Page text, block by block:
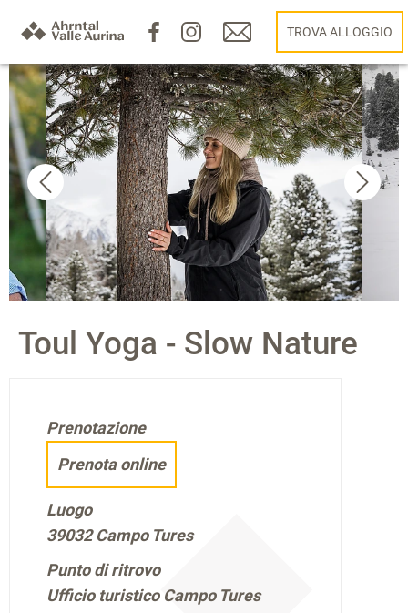
TROVA ALLOGGIO
Toul Yoga - Slow Nature
Prenotazione
Prenota online
Luogo
39032 Campo Tures
Punto di ritrovo
Ufficio turistico Campo Tures